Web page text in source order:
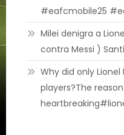
#eafcmobile25
Milei denigra a
contra Messi )
Why did only
players?The